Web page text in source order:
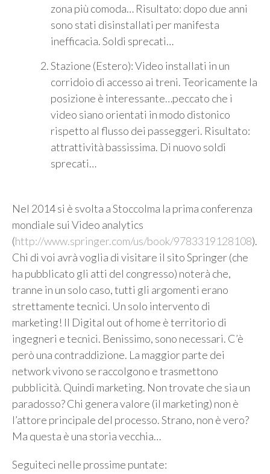
zona più comoda… Risultato: dopo due anni
sono stati disinstallati per manifesta
inefficacia. Soldi sprecati…
Stazione (Estero): Video installati in un
corridoio di accesso ai treni. Teoricamente la
posizione è interessante…peccato che i
video siano orientati in modo distonico
rispetto al flusso dei passeggeri. Risultato:
attrattività bassissima. Di nuovo soldi
sprecati…
Nel 2014 si è svolta a Stoccolma la prima conferenza
mondiale sui Video analytics
(http://www.springer.com/us/book/9783319128108).
Chi di voi avrà voglia di visitare il sito Springer (che
ha pubblicato gli atti del congresso) noterà che,
tranne in un solo caso, tutti gli argomenti erano
strettamente tecnici. Un solo intervento di
marketing! Il Digital out of home è territorio di
ingegneri e tecnici. Benissimo, sono necessari. C’è
però una contraddizione. La maggior parte dei
network vivono se raccolgono e trasmettono
pubblicità. Quindi marketing. Non trovate che sia un
paradosso? Chi genera valore (il marketing) non è
l’attore principale del processo. Strano, non è vero?
Ma questa è una storia vecchia…
Seguiteci nelle prossime puntate: